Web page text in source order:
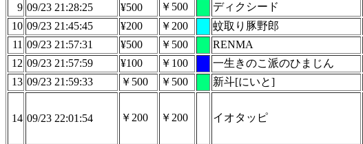
9 09/23 21:28:25 ¥500 ￥500 ディクシード
10 09/23 21:45:45 ¥200 ￥200 蚊取り豚野郎
11 09/23 21:57:31 ¥500 ￥500 RENMA
12 09/23 21:57:59 ¥100 ￥100 一生きのこ派のひまじん
13 09/23 21:59:33 ￥500 ￥500 新斗[にいと]
14 09/23 22:01:54 ￥200 ￥200 イオタッピ